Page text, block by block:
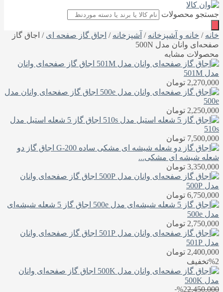
جستجو محصولات
خانه / خانه و آشپزخانه / آشپزخانه / اجاق گاز صفحه‌ ای / اجاق گاز
صفحه‌ای وانان مدل 500N
محصولات مشابه
اجاق گاز صفحه‌ای وانان
مدل 501M
2,270,000 تومان
اجاق گاز صفحه‌ای وانان مدل
500e
2,250,000 تومان
اجاق گاز 5 شعله استیل مدل
510s
7,500,000 تومان
اجاق گاز دو
شعله شیشه ای مشکی...
3,350,000 تومان
اجاق گاز صفحه‌ای وانان
مدل 500P
6,750,000 تومان
اجاق گاز 5 شعله شیشه‌ای
مدل 500e
2,750,000 تومان
اجاق گاز صفحه‌ای وانان
مدل 501P
2,400,000 تومان
%2تخفیف
اجاق گاز صفحه‌ای وانان
مدل 500K
%22,450,000